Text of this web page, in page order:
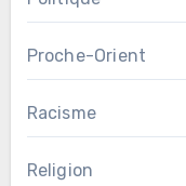
Proche-Orient
Racisme
Religion